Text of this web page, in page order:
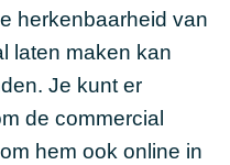
herkenbaarheid van
laten maken kan
Je kunt er
de commercial
hem ook online in